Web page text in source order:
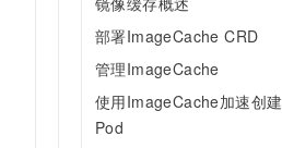
部署ImageCache CRD
管理ImageCache
使用ImageCache加速创建
Pod
Serverless
开发工具
迁移与运维管理